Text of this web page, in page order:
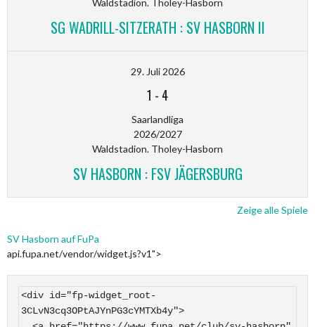
Waldstadion. Tholey-Hasborn
SG WADRILL-SITZERATH : SV HASBORN II
29. Juli 2026
1 - 4
Saarlandliga
2026/2027
Waldstadion. Tholey-Hasborn
SV HASBORN : FSV JÄGERSBURG
Zeige alle Spiele
SV Hasborn auf FuPa
api.fupa.net/vendor/widget.js?v1">
<div id="fp-widget_root-
3CLvN3cq3OPtAJYnPG3cYMTXb4y">